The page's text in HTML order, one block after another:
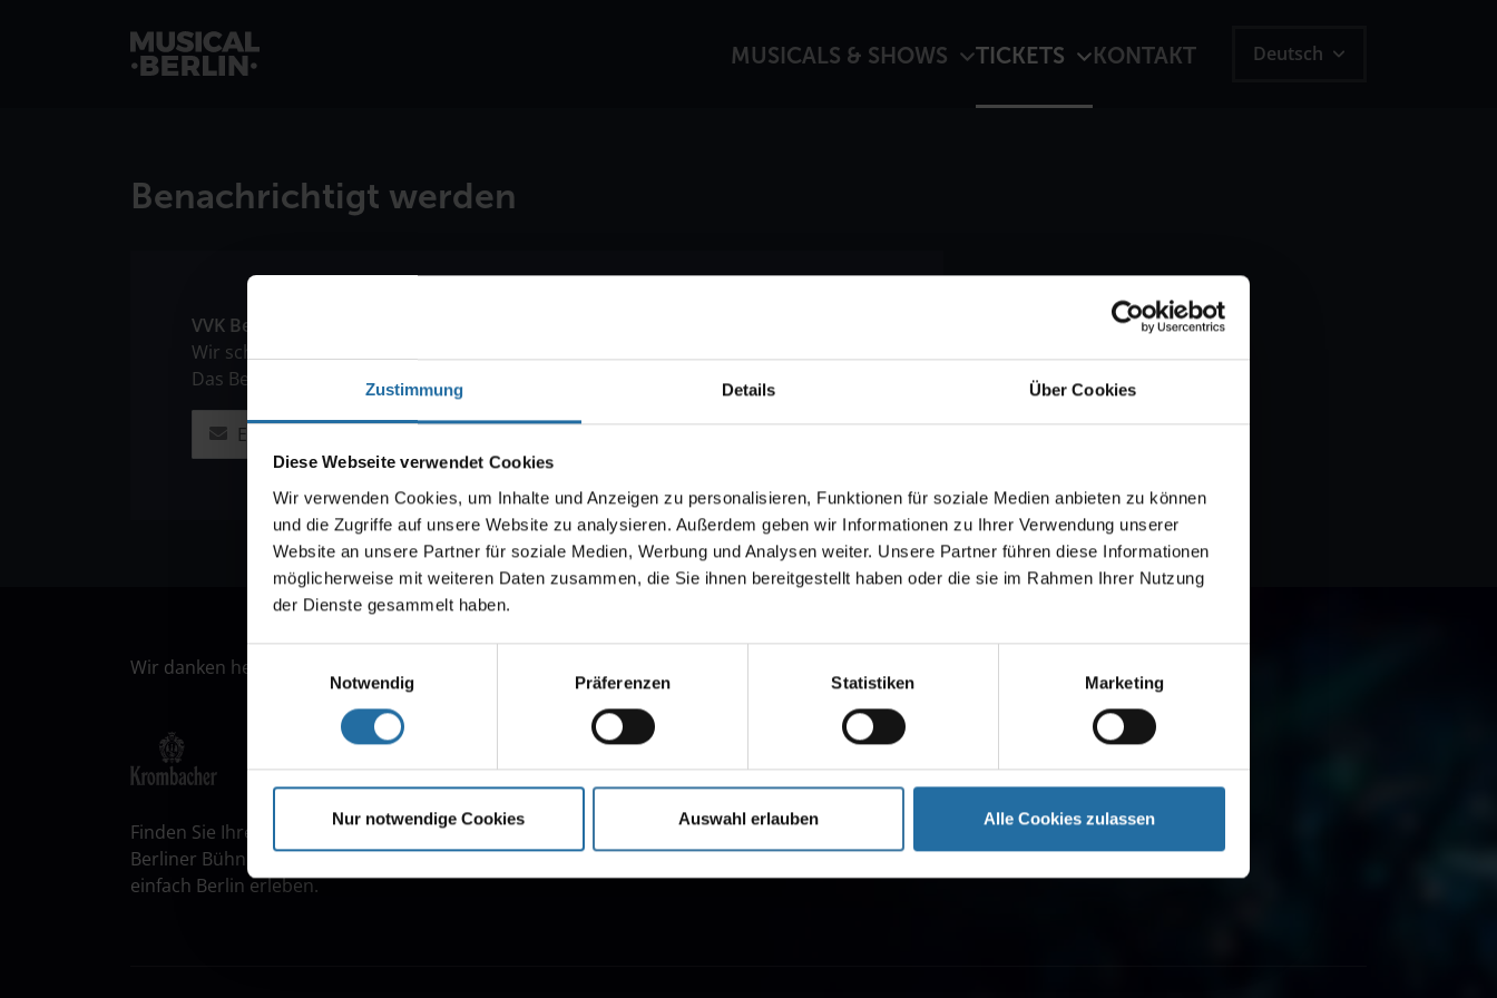
Zustimmung Details Über Cookies
Diese Webseite verwendet Cookies
Wir verwenden Cookies, um Inhalte und Anzeigen zu personalisieren, Funktionen für soziale Medien anbieten zu können
und die Zugriffe auf unsere Website zu analysieren. Außerdem geben wir Informationen zu Ihrer Verwendung unserer
Website an unsere Partner für soziale Medien, Werbung und Analysen weiter. Unsere Partner führen diese Informationen
möglicherweise mit weiteren Daten zusammen, die Sie ihnen bereitgestellt haben oder die sie im Rahmen Ihrer Nutzung
der Dienste gesammelt haben.
Notwendig
Präferenzen Statistiken Marketing
Nur notwendige Cookies Auswahl erlauben Alle Cookies zulassen
MUSICALS & SHOWS TICKETS KONTAKT Deutsch
Benachrichtigt werden
VVK Benachrichtigung
Wir schicken Ihnen gern eine E-Mail, wenn der Ticketvorverkauf für "CABARET –
Das Berlin-Musical" beginnt. In der Regel startet der Verkauf zehn Wochen vorher.
Wir danken herzlich unseren Partnern:
Finden Sie Ihre Veranstaltung in Berlin! musical.berlin präsentiert besondere Musicals und Shows der renommierten
Berliner Bühnen „Bar jeder Vernunft“ und „Tipi am Kanzleramt“. Buchen Sie Tickets, Musical-Angebote und Gutscheine -
einfach Berlin erleben.